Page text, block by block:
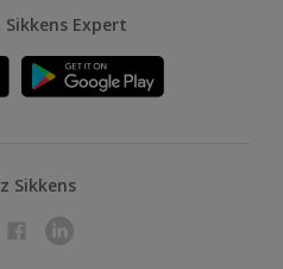
Expert
Sikkens